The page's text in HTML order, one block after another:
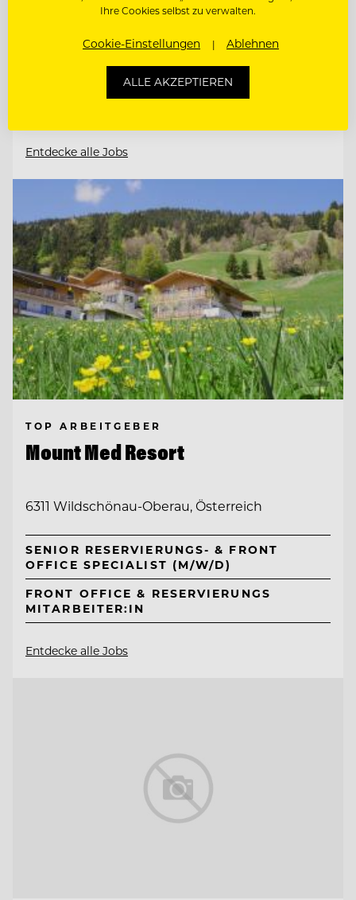
6410 Telfs, Österreich
COMMIS DE PATISSERIE (M/W/D)
Entdecke alle Jobs
TOP ARBEITGEBER
Mount Med Resort
6311 Wildschönau-Oberau, Österreich
SENIOR RESERVIERUNGS- & FRONT
OFFICE SPECIALIST (M/W/D)
FRONT OFFICE & RESERVIERUNGS
MITARBEITER:IN
Entdecke alle Jobs
Ihre Cookies selbst zu verwalten.
Cookie-Einstellungen Ablehnen
ALLE AKZEPTIEREN